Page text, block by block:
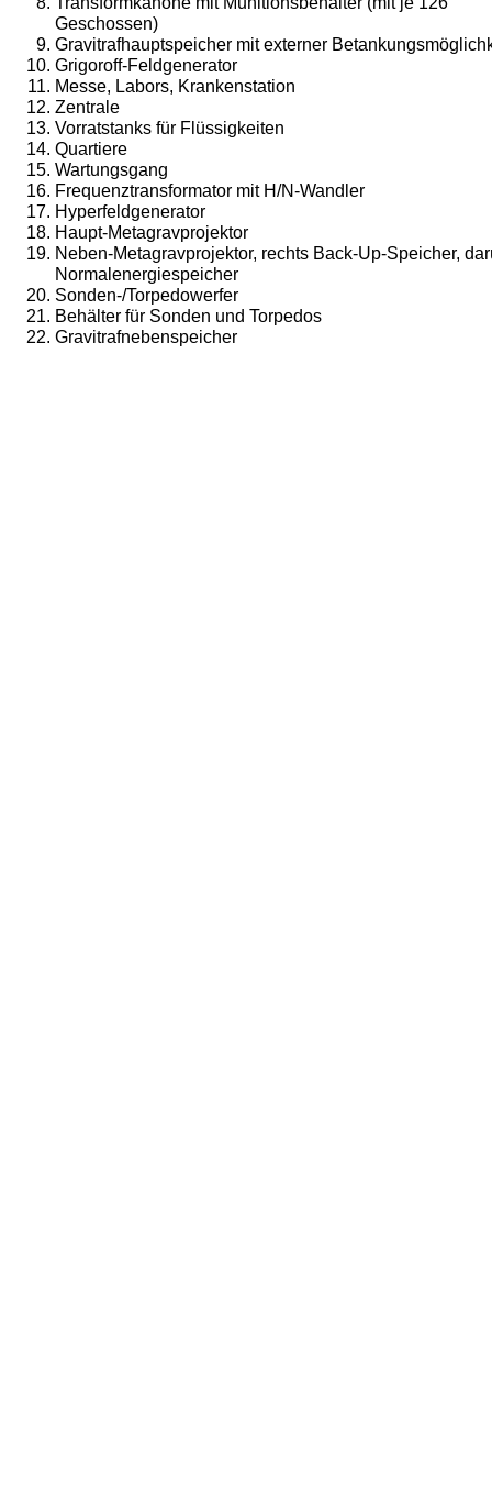
Geschossen)
Gravitrafhauptspeicher mit externer
Grigoroff-Feldgenerator
Messe, Labors, Krankenstation
Zentrale
Vorratstanks für Flüssigkeiten
Quartiere
Wartungsgang
Frequenztransformator mit H/N-Wandler
Hyperfeldgenerator
Haupt-Metagravprojektor
Neben-Metagravprojektor, rechts Back-Up-Speicher,
Normalenergiespeicher
Sonden-/Torpedowerfer
Behälter für Sonden und Torpedos
Gravitrafnebenspeicher